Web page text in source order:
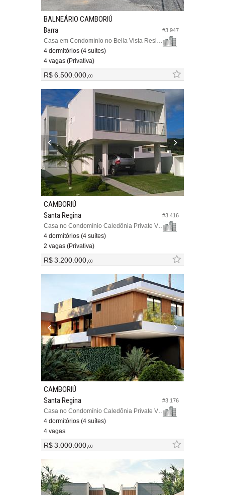
#3.947
BALNEÁRIO CAMBORIÚ
Barra
Casa em Condomínio no Bella Vista Residence Club
4 dormitórios (4 suítes)
4 vagas (Privativa)
R$ 6.500.000,00
#3.416
CAMBORIÚ
Santa Regina
Casa no Condomínio Caledônia Private Village
4 dormitórios (4 suítes)
2 vagas (Privativa)
R$ 3.200.000,00
#3.176
CAMBORIÚ
Santa Regina
Casa no Condomínio Caledônia Private Village
4 dormitórios (4 suítes)
4 vagas
R$ 3.000.000,00